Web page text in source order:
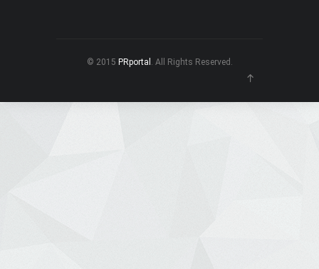
© 2015 PRportal . All Rights Reserved.